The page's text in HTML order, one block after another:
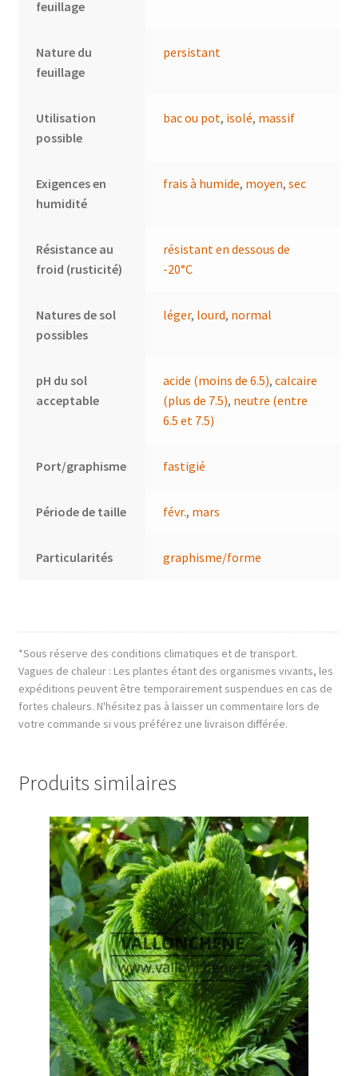
feuillage
Nature du
feuillage
persistant
Utilisation
possible
bac ou pot, isolé, massif
Exigences en
humidité
frais à humide, moyen,sec
Résistance au
froid (rusticité)
résistant en dessous de
-20°C
Natures de sol
possibles
léger, lourd, normal
pH du sol
acceptable
acide (moins de 6.5),calcaire
(plus de 7.5), neutre (entre
6.5 et 7.5)
Port/graphisme fastigié
Période de taille févr., mars
Particularités graphisme/forme
*Sous réserve des conditions climatiques et de transport.
Vagues de chaleur : Les plantes étant des organismes vivants, les
expéditions peuvent être temporairement suspendues en cas de
fortes chaleurs. N'hésitez pas à laisser un commentaire lors de
votre commande si vous préférez une livraison différée.
Produits similaires